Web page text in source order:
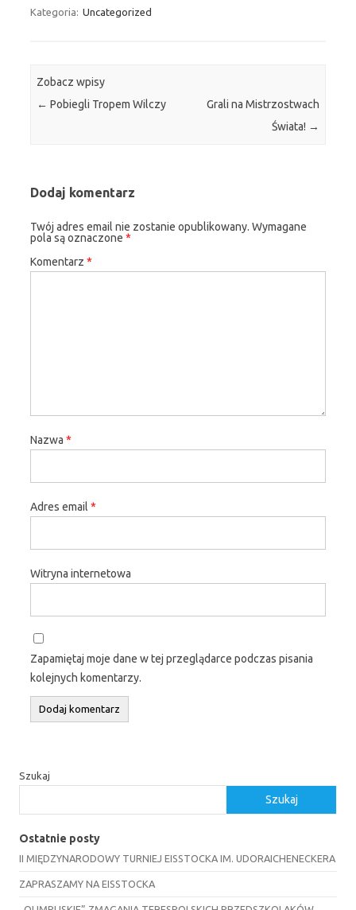
Kategoria: Uncategorized
Zobacz wpisy
← Pobiegli Tropem Wilczy
Grali na Mistrzostwach
Świata! →
Dodaj komentarz
Twój adres email nie zostanie opublikowany. Wymagane
pola są oznaczone *
Komentarz *
Nazwa *
Adres email *
Witryna internetowa
Zapamiętaj moje dane w tej przeglądarce podczas pisania
kolejnych komentarzy.
Szukaj
Szukaj
Ostatnie posty
II MIĘDZYNARODOWY TURNIEJ EISSTOCKA IM. UDORAICHENECKERA
ZAPRASZAMY NA EISSTOCKA